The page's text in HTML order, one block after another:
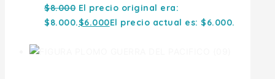
$8.000 El precio original era:
$8.000.$6.000El precio actual es: $6.000.